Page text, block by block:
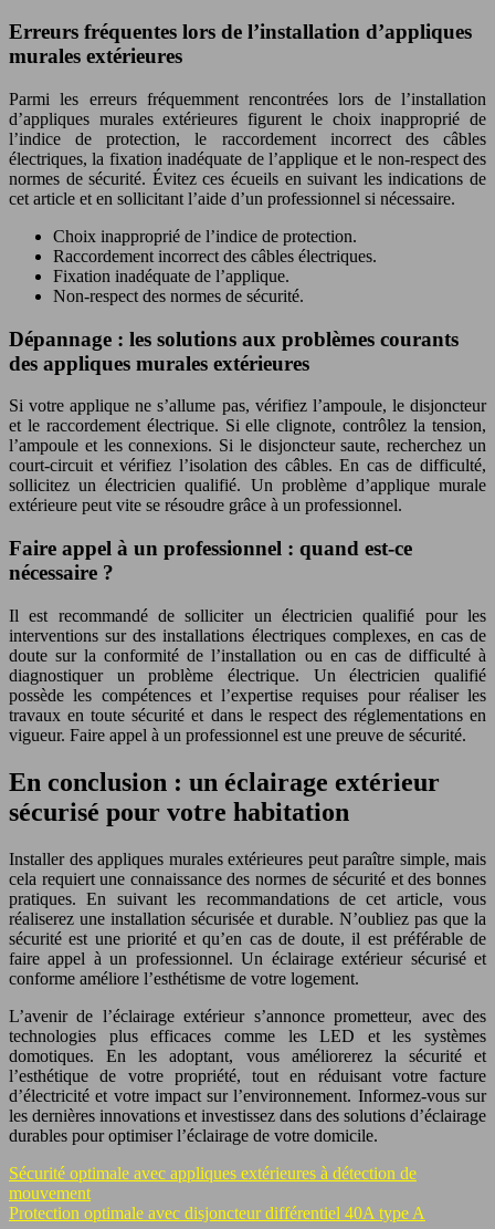
Erreurs fréquentes lors de l’installation d’appliques
murales extérieures
Parmi les erreurs fréquemment rencontrées lors de l’installation
d’appliques murales extérieures figurent le choix inapproprié de
l’indice de protection, le raccordement incorrect des câbles
électriques, la fixation inadéquate de l’applique et le non-respect des
normes de sécurité. Évitez ces écueils en suivant les indications de
cet article et en sollicitant l’aide d’un professionnel si nécessaire.
Choix inapproprié de l’indice de protection.
Raccordement incorrect des câbles électriques.
Fixation inadéquate de l’applique.
Non-respect des normes de sécurité.
Dépannage : les solutions aux problèmes courants
des appliques murales extérieures
Si votre applique ne s’allume pas, vérifiez l’ampoule, le disjoncteur
et le raccordement électrique. Si elle clignote, contrôlez la tension,
l’ampoule et les connexions. Si le disjoncteur saute, recherchez un
court-circuit et vérifiez l’isolation des câbles. En cas de difficulté,
sollicitez un électricien qualifié. Un problème d’applique murale
extérieure peut vite se résoudre grâce à un professionnel.
Faire appel à un professionnel : quand est-ce
nécessaire ?
Il est recommandé de solliciter un électricien qualifié pour les
interventions sur des installations électriques complexes, en cas de
doute sur la conformité de l’installation ou en cas de difficulté à
diagnostiquer un problème électrique. Un électricien qualifié
possède les compétences et l’expertise requises pour réaliser les
travaux en toute sécurité et dans le respect des réglementations en
vigueur. Faire appel à un professionnel est une preuve de sécurité.
En conclusion : un éclairage extérieur
sécurisé pour votre habitation
Installer des appliques murales extérieures peut paraître simple, mais
cela requiert une connaissance des normes de sécurité et des bonnes
pratiques. En suivant les recommandations de cet article, vous
réaliserez une installation sécurisée et durable. N’oubliez pas que la
sécurité est une priorité et qu’en cas de doute, il est préférable de
faire appel à un professionnel. Un éclairage extérieur sécurisé et
conforme améliore l’esthétisme de votre logement.
L’avenir de l’éclairage extérieur s’annonce prometteur, avec des
technologies plus efficaces comme les LED et les systèmes
domotiques. En les adoptant, vous améliorerez la sécurité et
l’esthétique de votre propriété, tout en réduisant votre facture
d’électricité et votre impact sur l’environnement. Informez-vous sur
les dernières innovations et investissez dans des solutions d’éclairage
durables pour optimiser l’éclairage de votre domicile.
Sécurité optimale avec appliques extérieures à détection de
mouvement
Protection optimale avec disjoncteur différentiel 40A type A